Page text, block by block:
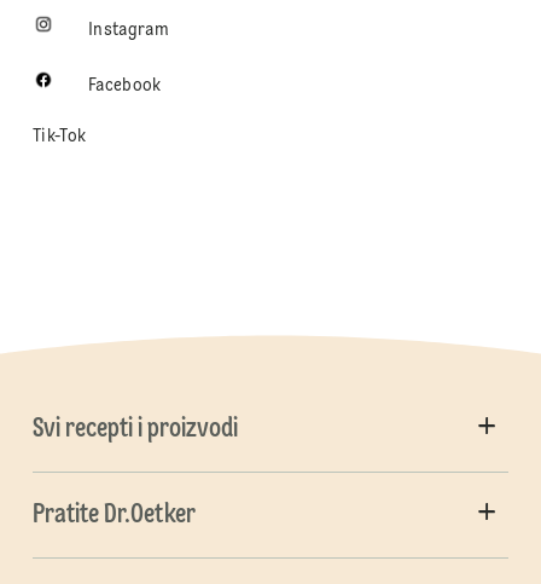
Instagram
Facebook
Tik-Tok
Svi recepti i proizvodi
Pratite Dr.Oetker